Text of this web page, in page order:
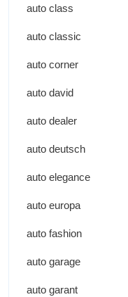
auto class
auto classic
auto corner
auto david
auto dealer
auto deutsch
auto elegance
auto europa
auto fashion
auto garage
auto garant